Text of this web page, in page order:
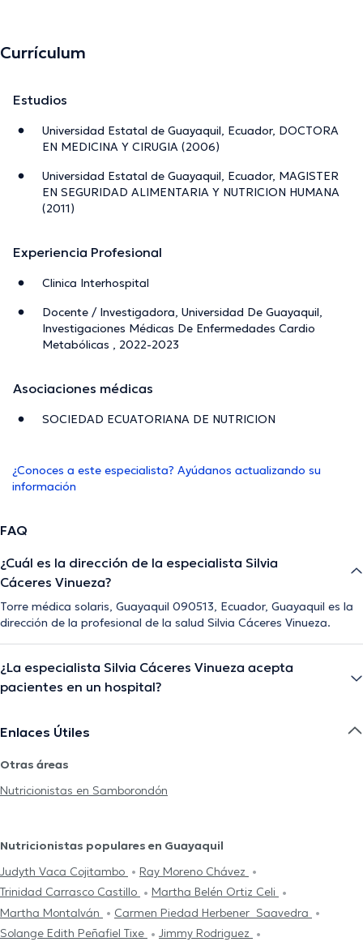
Currículum
Estudios
Universidad Estatal de Guayaquil, Ecuador, DOCTORA
EN MEDICINA Y CIRUGIA (2006)
Universidad Estatal de Guayaquil, Ecuador, MAGISTER
EN SEGURIDAD ALIMENTARIA Y NUTRICION HUMANA
(2011)
Experiencia Profesional
Clinica Interhospital
Docente / Investigadora, Universidad De Guayaquil,
Investigaciones Médicas De Enfermedades Cardio
Metabólicas , 2022-2023
Asociaciones médicas
SOCIEDAD ECUATORIANA DE NUTRICION
¿Conoces a este especialista? Ayúdanos actualizando su
información
FAQ
¿Cuál es la dirección de la especialista Silvia
Cáceres Vinueza?
Torre médica solaris, Guayaquil 090513, Ecuador, Guayaquil es la
dirección de la profesional de la salud Silvia Cáceres Vinueza.
¿La especialista Silvia Cáceres Vinueza acepta
pacientes en un hospital?
Enlaces Útiles
Otras áreas
Nutricionistas en Samborondón
Nutricionistas populares en Guayaquil
Judyth Vaca Cojitambo
Ray Moreno Chávez
Trinidad Carrasco Castillo
Martha Belén Ortiz Celi
Martha Montalván
Carmen Piedad Herbener Saavedra
Solange Edith Peñafiel Tixe
Jimmy Rodriguez